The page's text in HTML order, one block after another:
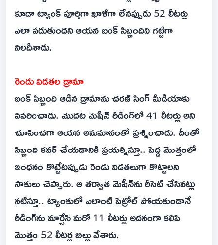
కూడా ట్యాంక్ పూర్తిగా ఖాళీగా లేనప్పుడు 52 లీటర్లు
ఎలా పడుతుందని ఆయన బంక్ సిబ్బందిని గట్టిగా
నిలదీశాడు.
రెండు విడతల డ్రామా
బంక్ సిబ్బంది ఆడిన డ్రామాను చరణ్ సింగ్ మీడియాకు
వివరించాడు. మొదట మెషీన్‌ రీడింగ్‌లో 41 లీటర్లు అని
చూపించగా ఆయన అనుమానంతో ప్రశ్నించాడు. దీంతో
సిబ్బంది కవర్ చేయడానికి ప్రయత్నిస్తూ.. పెద్ద మొత్తంలో
ఇంధనం కొట్టేటప్పుడు రెండు విడతలుగా కొట్టాలని
సాకులు చెప్పారు. ఆ తర్వాత మెషీన్‌ను రీసెట్ చేసినట్లు
నటిస్తూ.. ట్యాంకులో ఎలాంటి పెట్రోల్ పోయకుండానే
రీడింగ్‌ను మార్చేసి మరో 11 లీటర్లు అదనంగా కలిపి
మొత్తం 52 లీటర్ల బిల్లు వేశారు.